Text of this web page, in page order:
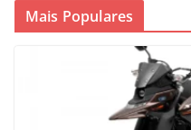
Mais Populares